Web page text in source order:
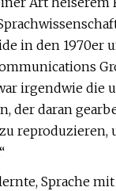
in den 1970er
irgendwie die
der daran
reproduzieren,
Sprache